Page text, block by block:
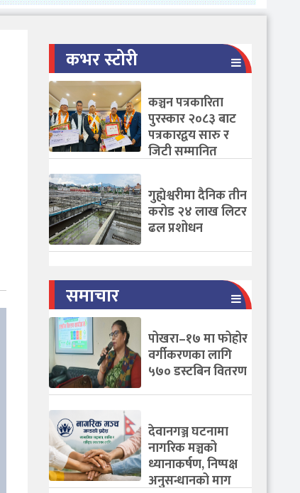
कभर स्टोरी
कञ्चन पत्रकारिता
पुरस्कार २०८३ बाट
पत्रकारद्वय सारु र
जिटी सम्मानित
गुह्येश्वरीमा दैनिक तीन
करोड २४ लाख लिटर
ढल प्रशोधन
समाचार
पोखरा–१७ मा फोहोर
वर्गीकरणका लागि
५७० डस्टबिन वितरण
देवानगञ्ज घटनामा
नागरिक मञ्चको
ध्यानाकर्षण, निष्पक्ष
अनुसन्धानको माग